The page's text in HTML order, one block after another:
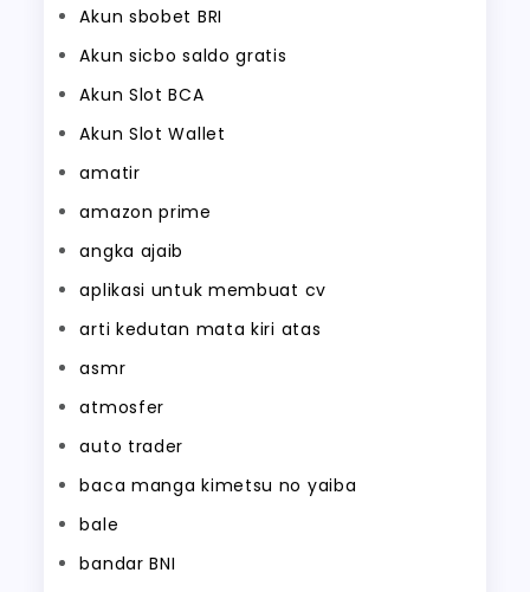
Akun sbobet BRI
Akun sicbo saldo gratis
Akun Slot BCA
Akun Slot Wallet
amatir
amazon prime
angka ajaib
aplikasi untuk membuat cv
arti kedutan mata kiri atas
asmr
atmosfer
auto trader
baca manga kimetsu no yaiba
bale
bandar BNI